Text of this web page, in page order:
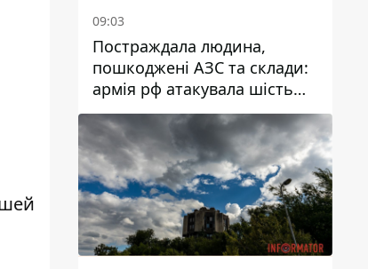
09:03
Постраждала людина,
пошкоджені АЗС та склади:
армія рф атакувала шість
районів Дніпропетровської
області